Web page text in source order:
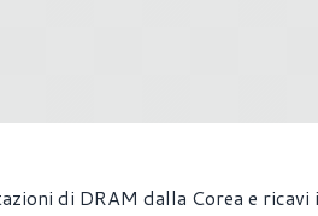
di DRAM dalla Corea e